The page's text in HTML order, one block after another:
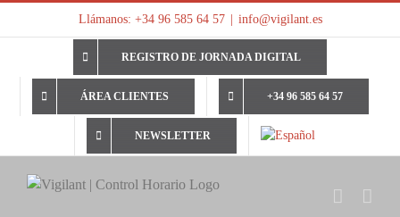
Llámanos: +34 96 585 64 57 info@vigilant.es
REGISTRO DE JORNADA DIGITAL
ÁREA CLIENTES +34 96 585 64 57
NEWSLETTER